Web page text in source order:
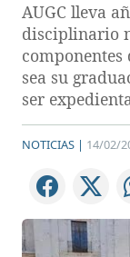
AUGC lleva
disciplinario
sea su
ser
NOTICIAS | 14/02/